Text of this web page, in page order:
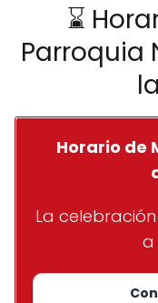
⌛
Parroquia
Horario de
La
a